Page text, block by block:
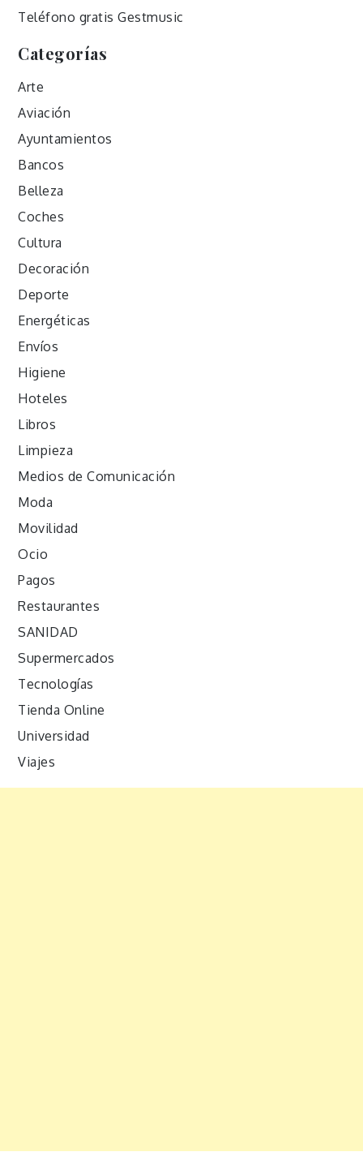
Teléfono gratis Gestmusic
Categorías
Arte
Aviación
Ayuntamientos
Bancos
Belleza
Coches
Cultura
Decoración
Deporte
Energéticas
Envíos
Higiene
Hoteles
Libros
Limpieza
Medios de Comunicación
Moda
Movilidad
Ocio
Pagos
Restaurantes
SANIDAD
Supermercados
Tecnologías
Tienda Online
Universidad
Viajes